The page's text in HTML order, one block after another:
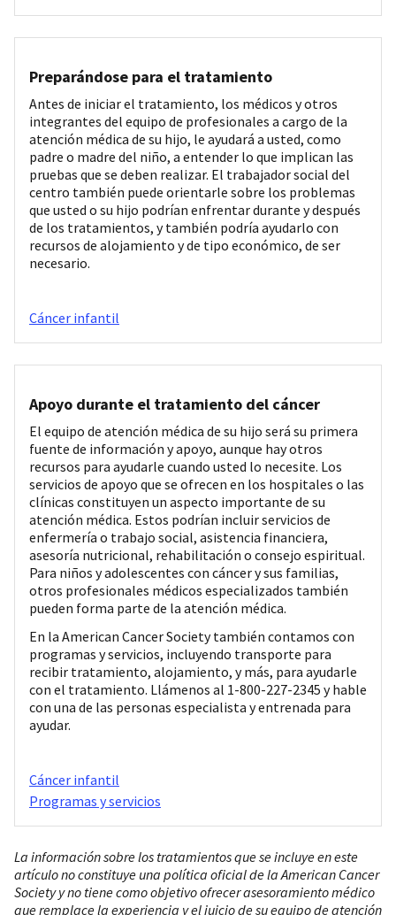
Preparándose para el tratamiento
Antes de iniciar el tratamiento, los médicos y otros
integrantes del equipo de profesionales a cargo de la
atención médica de su hijo, le ayudará a usted, como
padre o madre del niño, a entender lo que implican las
pruebas que se deben realizar. El trabajador social del
centro también puede orientarle sobre los problemas
que usted o su hijo podrían enfrentar durante y después
de los tratamientos, y también podría ayudarlo con
recursos de alojamiento y de tipo económico, de ser
necesario.
Cáncer infantil
Apoyo durante el tratamiento del cáncer
El equipo de atención médica de su hijo será su primera
fuente de información y apoyo, aunque hay otros
recursos para ayudarle cuando usted lo necesite. Los
servicios de apoyo que se ofrecen en los hospitales o las
clínicas constituyen un aspecto importante de su
atención médica. Estos podrían incluir servicios de
enfermería o trabajo social, asistencia financiera,
asesoría nutricional, rehabilitación o consejo espiritual.
Para niños y adolescentes con cáncer y sus familias,
otros profesionales médicos especializados también
pueden forma parte de la atención médica.
En la American Cancer Society también contamos con
programas y servicios, incluyendo transporte para
recibir tratamiento, alojamiento, y más, para ayudarle
con el tratamiento. Llámenos al 1-800-227-2345 y hable
con una de las personas especialista y entrenada para
ayudar.
Cáncer infantil
Programas y servicios
La información sobre los tratamientos que se incluye en este
artículo no constituye una política oficial de la American Cancer
Society y no tiene como objetivo ofrecer asesoramiento médico
que remplace la experiencia y el juicio de su equipo de atención